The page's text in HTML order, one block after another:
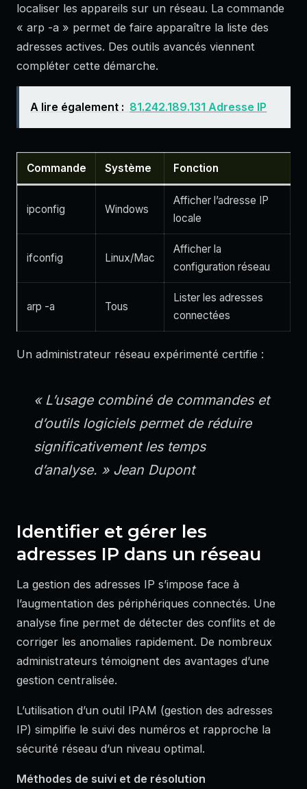
localiser les appareils sur un réseau. La commande
« arp -a » permet de faire apparaître la liste des
adresses actives. Des outils avancés viennent
compléter cette démarche.
A lire également : 81.242.189.131 Adresse IP
Commande Système Fonction
ipconfig Windows
Afficher l’adresse IP
locale
ifconfig Linux/Mac
Afficher la
configuration réseau
arp -a Tous
Lister les adresses
connectées
Un administrateur réseau expérimenté certifie :
« L’usage combiné de commandes et
d’outils logiciels permet de réduire
significativement les temps
d’analyse. » Jean Dupont
Identifier et gérer les
adresses IP dans un réseau
La gestion des adresses IP s’impose face à
l’augmentation des périphériques connectés. Une
analyse fine permet de détecter des conflits et de
corriger les anomalies rapidement. De nombreux
administrateurs témoignent des avantages d’une
gestion centralisée.
L’utilisation d’un outil IPAM (gestion des adresses
IP) simplifie le suivi des numéros et rapproche la
sécurité réseau d’un niveau optimal.
Méthodes de suivi et de résolution